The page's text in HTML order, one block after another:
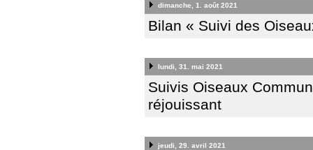
dimanche, 1. août 2021
Bilan « Suivi des
lundi, 31. mai 2021
Suivis Oiseaux
réjouissant
jeudi, 29. avril 2021